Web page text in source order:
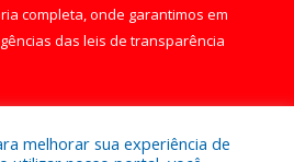
completa, onde garantimos em
das leis de transparência
melhorar sua experiência de